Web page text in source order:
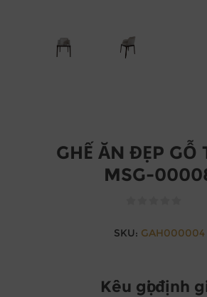
GHẾ ĂN ĐẸP GỖ
MSG-
SKU: GAH000004
Kêu gọi định